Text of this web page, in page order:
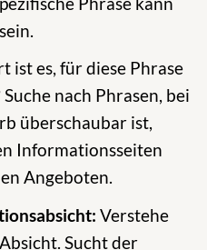
ist es, für diese Phrase
nach Phrasen, bei
überschaubar ist,
Informationsseiten
Angeboten.
Verstehe
Sucht der